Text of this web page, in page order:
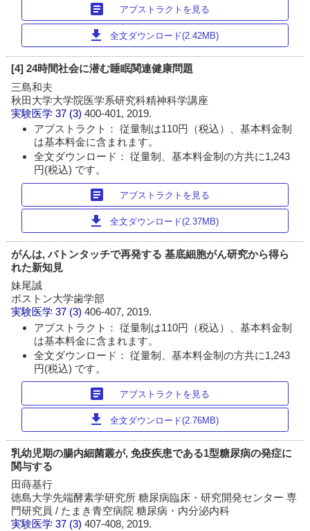
article アブストラクトを見る
download 全文ダウンロード(2.42MB)
[4] 24時間社会に潜む睡眠関連健康問題
三島和夫
秋田大学大学院医学系研究科精神科学講座
実験医学 37 (3)400-401, 2019.
アブストラクト： 従量制は110円（税込）、基本料金制
は基本料金に含まれます。
全文ダウンロード： 従量制、基本料金制の方共に1,243
円(税込) です。
article アブストラクトを見る
download 全文ダウンロード(2.37MB)
がんは, バトンタッチで再発する 基底細胞がん研究から得ら
れた新知見
妹尾誠
ボストン大学歯学部
実験医学 37 (3)406-407, 2019.
アブストラクト： 従量制は110円（税込）、基本料金制
は基本料金に含まれます。
全文ダウンロード： 従量制、基本料金制の方共に1,243
円(税込) です。
article アブストラクトを見る
download 全文ダウンロード(2.76MB)
乳幼児期の腸内細菌叢が, 免疫疾患である1型糖尿病の発症に
関与する
田蒔基行
徳島大学先端酵素学研究所 糖尿病臨床・研究開発センター 専
門研究員 / たまき青空病院 糖尿病・内分泌内科
実験医学 37 (3)407-408, 2019.